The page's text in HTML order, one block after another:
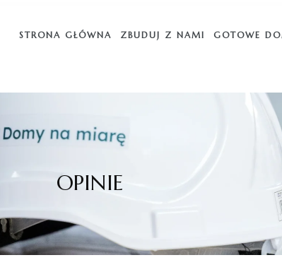
STRONA GŁÓWNA ZBUDUJ Z NAMI GOTOWE
OPINIE